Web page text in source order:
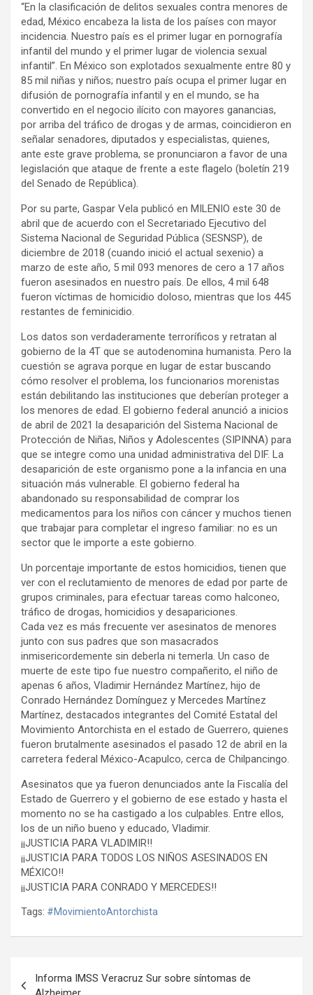
“En la clasificación de delitos sexuales contra menores de
edad, México encabeza la lista de los países con mayor
incidencia. Nuestro país es el primer lugar en pornografía
infantil del mundo y el primer lugar de violencia sexual
infantil”. En México son explotados sexualmente entre 80 y
85 mil niñas y niños; nuestro país ocupa el primer lugar en
difusión de pornografía infantil y en el mundo, se ha
convertido en el negocio ilícito con mayores ganancias,
por arriba del tráfico de drogas y de armas, coincidieron en
señalar senadores, diputados y especialistas, quienes,
ante este grave problema, se pronunciaron a favor de una
legislación que ataque de frente a este flagelo (boletín 219
del Senado de República).
Por su parte, Gaspar Vela publicó en MILENIO este 30 de
abril que de acuerdo con el Secretariado Ejecutivo del
Sistema Nacional de Seguridad Pública (SESNSP), de
diciembre de 2018 (cuando inició el actual sexenio) a
marzo de este año, 5 mil 093 menores de cero a 17 años
fueron asesinados en nuestro país. De ellos, 4 mil 648
fueron víctimas de homicidio doloso, mientras que los 445
restantes de feminicidio.
Los datos son verdaderamente terroríficos y retratan al
gobierno de la 4T que se autodenomina humanista. Pero la
cuestión se agrava porque en lugar de estar buscando
cómo resolver el problema, los funcionarios morenistas
están debilitando las instituciones que deberían proteger a
los menores de edad. El gobierno federal anunció a inicios
de abril de 2021 la desaparición del Sistema Nacional de
Protección de Niñas, Niños y Adolescentes (SIPINNA) para
que se integre como una unidad administrativa del DIF. La
desaparición de este organismo pone a la infancia en una
situación más vulnerable. El gobierno federal ha
abandonado su responsabilidad de comprar los
medicamentos para los niños con cáncer y muchos tienen
que trabajar para completar el ingreso familiar: no es un
sector que le importe a este gobierno.
Un porcentaje importante de estos homicidios, tienen que
ver con el reclutamiento de menores de edad por parte de
grupos criminales, para efectuar tareas como halconeo,
tráfico de drogas, homicidios y desapariciones.
Cada vez es más frecuente ver asesinatos de menores
junto con sus padres que son masacrados
inmisericordemente sin deberla ni temerla. Un caso de
muerte de este tipo fue nuestro compañerito, el niño de
apenas 6 años, Vladimir Hernández Martínez, hijo de
Conrado Hernández Domínguez y Mercedes Martínez
Martínez, destacados integrantes del Comité Estatal del
Movimiento Antorchista en el estado de Guerrero, quienes
fueron brutalmente asesinados el pasado 12 de abril en la
carretera federal México-Acapulco, cerca de Chilpancingo.
Asesinatos que ya fueron denunciados ante la Fiscalía del
Estado de Guerrero y el gobierno de ese estado y hasta el
momento no se ha castigado a los culpables. Entre ellos,
los de un niño bueno y educado, Vladimir.
¡¡JUSTICIA PARA VLADIMIR!!
¡¡JUSTICIA PARA TODOS LOS NIÑOS ASESINADOS EN
MÉXICO!!
¡¡JUSTICIA PARA CONRADO Y MERCEDES!!
Tags: #MovimientoAntorchista
de
Informa IMSS Veracruz Sur sobre síntomas de